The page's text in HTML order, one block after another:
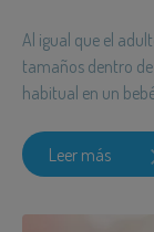
Al igual que el
tamaños dentro
habitual en un
Leer más